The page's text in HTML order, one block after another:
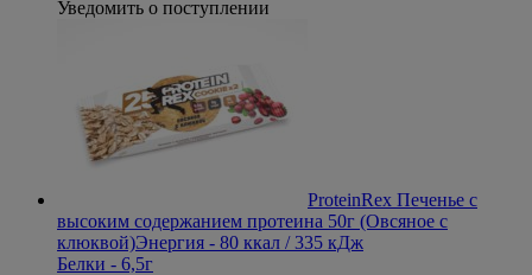
Уведомить о поступлении
ProteinRex Печенье с
высоким содержанием протеина 50г (Овсяное с
клюквой)Энергия - 80 ккал / 335 кДж
Белки - 6,5г